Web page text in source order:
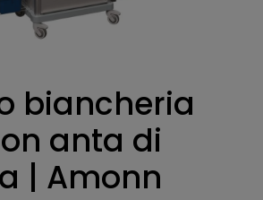
biancheria
anta di
| Amonn